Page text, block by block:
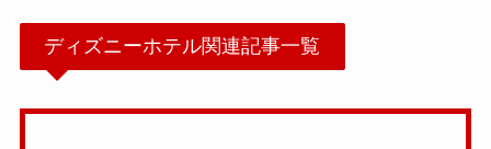
ディズニーホテル関連記事一覧